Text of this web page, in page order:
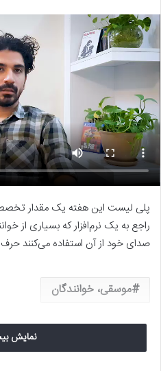
پلی لیست این هفته یک مقدار
راجع به یک نرم‌افزار که بسیاری از
صدای خود از آن استفاده می‌کنند حرف
موسقی، خوانندگان
نمایش